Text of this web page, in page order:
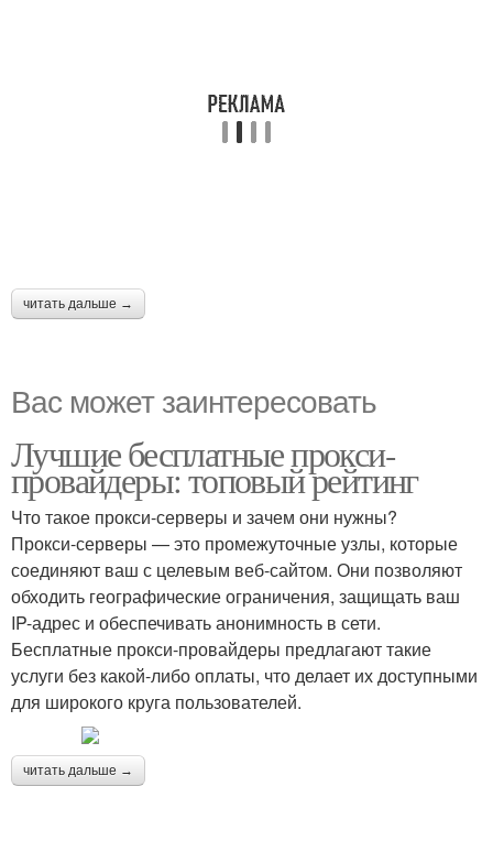
читать дальше →
Вас может заинтересовать
Лучшие бесплатные прокси-
провайдеры: топовый рейтинг
Что такое прокси-серверы и зачем они нужны?
Прокси-серверы — это промежуточные узлы, которые
соединяют ваш с целевым веб-сайтом. Они позволяют
обходить географические ограничения, защищать ваш
IP-адрес и обеспечивать анонимность в сети.
Бесплатные прокси-провайдеры предлагают такие
услуги без какой-либо оплаты, что делает их доступными
для широкого круга пользователей.
читать дальше →